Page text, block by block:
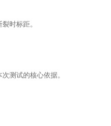
裂时标距。
测试的核心依据。